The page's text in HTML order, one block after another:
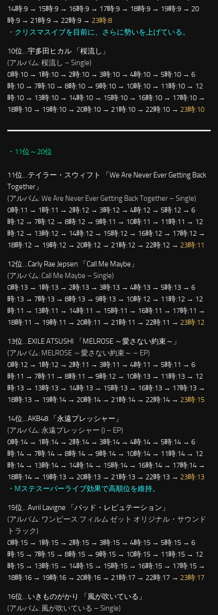
14時:9 → 15時:9 → 16時:9 → 17時:9 → 18時:9 → 19時:9 → 20
時:9 → 21時:9 → 22時:9 → 23時:8
・クリスマスイブを目前に、さらに勢いを上げている。
10位…宇多田ヒカル 「桜流し」
(アルバム: 桜流し – Single)
0時:10 → 1時:10 → 2時:10 → 3時:10 → 4時:10 → 5時:10 → 6
時:10 → 7時:10 → 8時:10 → 9時:10 → 10時:10 → 11時:10 → 12
時:10 → 13時:10 → 14時:10 → 15時:10 → 16時:10 → 17時:10 →
18時:10 → 19時:10 → 20時:10 → 21時:10 → 22時:10 → 23時:10
・11位～20位
11位…テイラー・スウィフト 「We Are Never Ever Getting Back
Together」
(アルバム: We Are Never Ever Getting Back Together – Single)
0時:11 → 1時:11 → 2時:12 → 3時:12 → 4時:12 → 5時:12 → 6
時:12 → 7時:12 → 8時:12 → 9時:11 → 10時:11 → 11時:11 → 12
時:12 → 13時:12 → 14時:12 → 15時:12 → 16時:12 → 17時:12 →
18時:12 → 19時:12 → 20時:12 → 21時:12 → 22時:12 → 23時:11
12位…Carly Rae Jepsen 「Call Me Maybe」
(アルバム: Call Me Maybe – Single)
0時:13 → 1時:13 → 2時:13 → 3時:13 → 4時:13 → 5時:13 → 6
時:13 → 7時:13 → 8時:13 → 9時:13 → 10時:12 → 11時:12 → 12
時:11 → 13時:11 → 14時:11 → 15時:11 → 16時:11 → 17時:11 →
18時:11 → 19時:11 → 20時:11 → 21時:11 → 22時:11 → 23時:12
13位…EXILE ATSUSHI 「MELROSE ～愛さない約束～」
(アルバム: MELROSE ～愛さない約束～ – EP)
0時:12 → 1時:12 → 2時:11 → 3時:11 → 4時:11 → 5時:11 → 6
時:11 → 7時:11 → 8時:11 → 9時:12 → 10時:13 → 11時:13 → 12
時:13 → 13時:13 → 14時:13 → 15時:13 → 16時:13 → 17時:13 →
18時:13 → 19時:14 → 20時:14 → 21時:14 → 22時:14 → 23時:15
14位…AKB48 「永遠プレッシャー」
(アルバム: 永遠プレッシャー () – EP)
0時:14 → 1時:14 → 2時:14 → 3時:14 → 4時:14 → 5時:14 → 6
時:14 → 7時:14 → 8時:14 → 9時:14 → 10時:14 → 11時:14 → 12
時:14 → 13時:14 → 14時:14 → 15時:14 → 16時:14 → 17時:14 →
18時:14 → 19時:13 → 20時:13 → 21時:13 → 22時:13 → 23時:13
・Mステスーパーライブ効果で高順位を維持。
15位…Avril Lavigne 「バッド・レピュテーション」
(アルバム: ワンピース フィルム ゼット オリジナル・サウンド
トラック)
0時:15 → 1時:15 → 2時:15 → 3時:15 → 4時:15 → 5時:15 → 6
時:15 → 7時:15 → 8時:15 → 9時:15 → 10時:15 → 11時:15 → 12
時:15 → 13時:15 → 14時:15 → 15時:15 → 16時:15 → 17時:15 →
18時:16 → 19時:16 → 20時:16 → 21時:17 → 22時:17 → 23時:17
16位…いきものがかり 「風が吹いている」
(アルバム: 風が吹いている – Single)